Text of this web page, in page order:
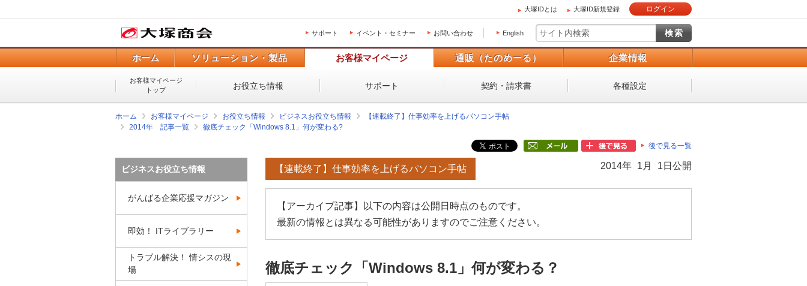
大塚IDとは 大塚ID新規登録 ログイン
サポート イベント・セミナー お問い合わせ English
ホーム ソリューション・製品 お客様マイページ 通販（たのめーる） 企業情報
お客様マイページ
トップ
お役立ち情報 サポート 契約・請求書 各種設定
ホーム お客様マイページ お役立ち情報 ビジネスお役立ち情報
【連載終了】仕事効率を上げるパソコン手帖
2014年 記事一覧
徹底チェック「Windows 8.1」何が変わる?
後で見る一覧
2014年 1月 1日公開
【連載終了】仕事効率を上げるパソコン手帖
【アーカイブ記事】以下の内容は公開日時点のものです。
最新の情報とは異なる可能性がありますのでご注意ください。
徹底チェック「Windows 8.1」何が変わる？
ビジネスお役立ち情報
がんばる企業応援マガジン
即効！ ITライブラリー
トラブル解決！ 情シスの現
場